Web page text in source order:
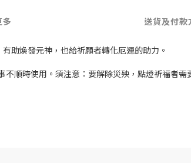
多 送貨及付款
助煥發元神，也給祈願者轉化厄運的助力。
順時使用。須注意：要解除災殃，點燈祈福者